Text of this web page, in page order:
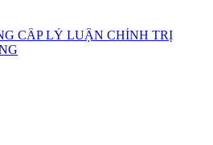
CẤP LÝ LUẬN CHÍNH TRỊ